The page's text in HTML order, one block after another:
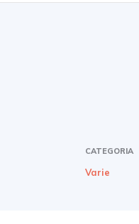
CATEGORIA
Varie